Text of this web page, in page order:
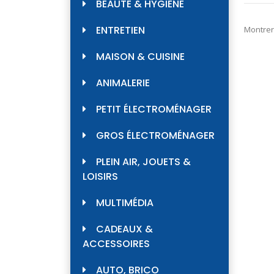
BEAUTÉ & HYGIÈNE
ENTRETIEN
MAISON & CUISINE
ANIMALERIE
PETIT ÉLECTROMÉNAGER
GROS ÉLECTROMÉNAGER
PLEIN AIR, JOUETS &
LOISIRS
MULTIMÉDIA
CADEAUX &
ACCESSOIRES
AUTO, BRICO